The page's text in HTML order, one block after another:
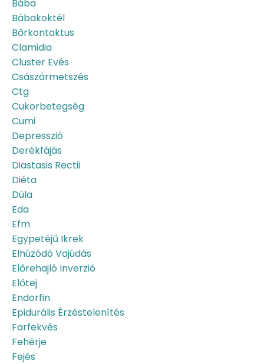
Bába
Bábakoktél
Bőrkontaktus
Clamidia
Cluster Evés
Császármetszés
Ctg
Cukorbetegség
Cumi
Depresszió
Derékfájás
Diastasis Rectii
Diéta
Dúla
Eda
Efm
Egypetéjű Ikrek
Elhúzódó Vajúdás
Előrehajló Inverzió
Előtej
Endorfin
Epidurális Érzéstelenítés
Farfekvés
Fehérje
Fejés